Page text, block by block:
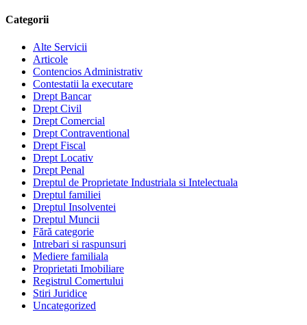
Categorii
Alte Servicii
Articole
Contencios Administrativ
Contestatii la executare
Drept Bancar
Drept Civil
Drept Comercial
Drept Contraventional
Drept Fiscal
Drept Locativ
Drept Penal
Dreptul de Proprietate Industriala si Intelectuala
Dreptul familiei
Dreptul Insolventei
Dreptul Muncii
Fără categorie
Intrebari si raspunsuri
Mediere familiala
Proprietati Imobiliare
Registrul Comertului
Stiri Juridice
Uncategorized